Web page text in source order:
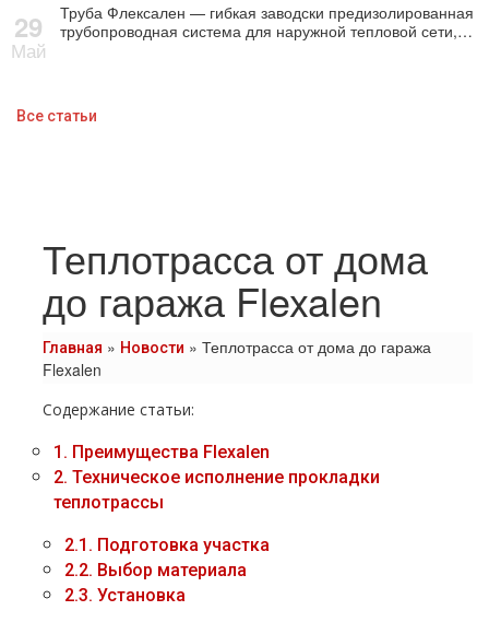
29
Май
Труба Флексален — гибкая заводски предизолированная
трубопроводная система для наружной тепловой сети,…
Все статьи
Теплотрасса от дома
до гаража Flexalen
Главная » Новости » Теплотрасса от дома до гаража
Flexalen
Содержание статьи:
1. Преимущества Flexalen
2. Техническое исполнение прокладки
теплотрассы
2.1. Подготовка участка
2.2. Выбор материала
2.3. Установка